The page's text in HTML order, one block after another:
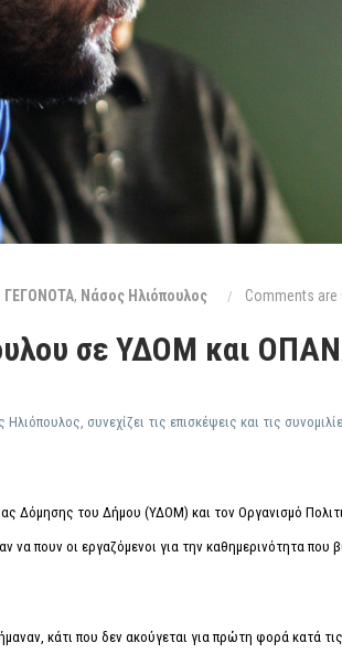
ΓΕΓΟΝΟΤΑ, Νάσος Ηλιόπουλος Comments are
σε ΥΔΟΜ και
συνεχίζει τις επισκέψεις και τις
Δόμησης του Δήμου (ΥΔΟΜ) και τον Οργανισμό
πουν οι εργαζόμενοι για την καθημερινότητα που
κάτι που δεν ακούγεται για πρώτη φορά κατά